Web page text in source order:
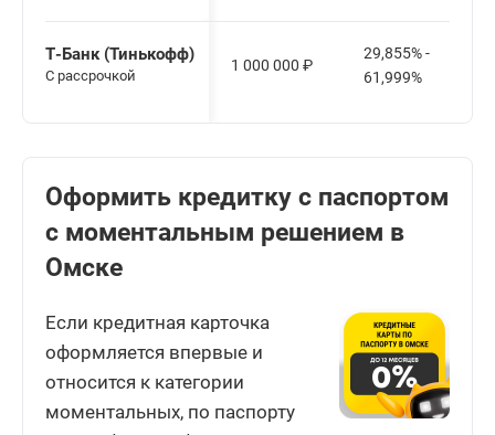
Т-Банк (Тинькофф)
С рассрочкой
1 000 000 ₽
29,855% -
61,999%
Оформить кредитку с паспортом
с моментальным решением в
Омске
Если кредитная карточка
оформляется впервые и
относится к категории
моментальных, по паспорту